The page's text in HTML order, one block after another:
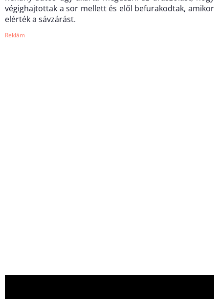
végighajtottak a sor mellett és elől befurakodtak, amikor
elérték a sávzárást.
Reklám